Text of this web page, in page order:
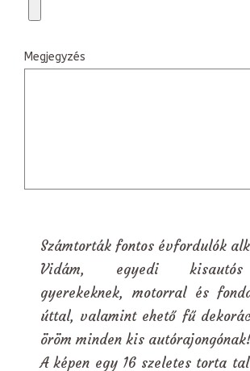
Megjegyzés
Számtorták fontos évfordulók
Vidám, egyedi kisautós
gyerekeknek, motorral és
úttal, valamint ehető fű
öröm minden kis
A képen egy 16 szeletes torta